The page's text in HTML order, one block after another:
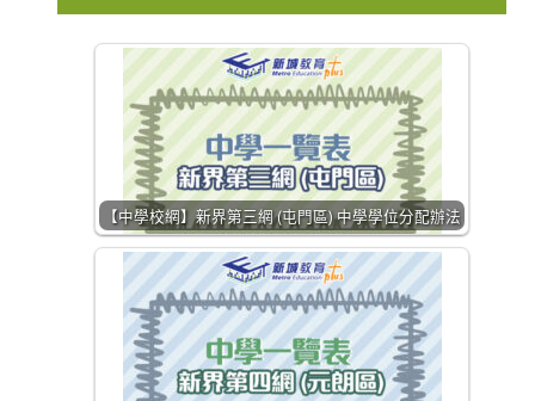
【中學校網】新界第三網 (屯門區) 中學學位分配辦法